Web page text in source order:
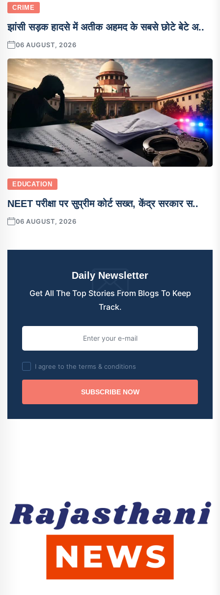
CRIME
झांसी सड़क हादसे में अतीक अहमद के सबसे छोटे बेटे अ..
06 AUGUST, 2026
EDUCATION
NEET परीक्षा पर सुप्रीम कोर्ट सख्त, केंद्र सरकार स..
06 AUGUST, 2026
Daily Newsletter
Get All The Top Stories From Blogs To Keep
Track.
I agree to the terms & conditions
SUBSCRIBE NOW